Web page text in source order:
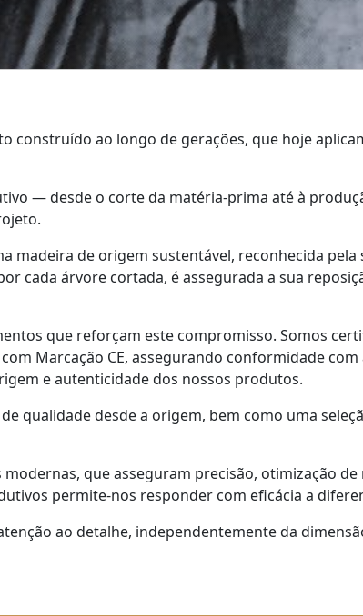
construído ao longo de gerações, que hoje
— desde o corte da matéria-prima até à
de origem sustentável, reconhecida pela
cada árvore cortada, é assegurada a sua
que reforçam este compromisso. Somos
Marcação CE, assegurando conformidade
e autenticidade dos nossos produtos.
qualidade desde a origem, bem como uma
que asseguram precisão, otimização
permite-nos responder com eficácia a
ao detalhe, independentemente da